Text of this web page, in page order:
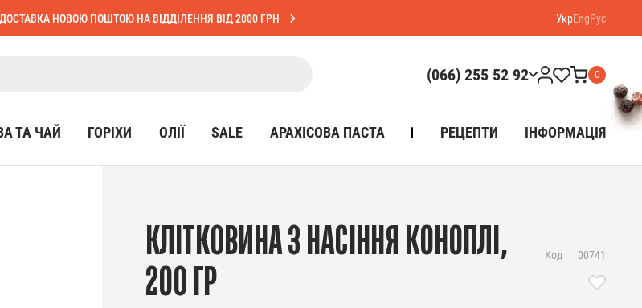
НОВОЮ ПОШТОЮ НА ВІДДІЛЕННЯ ВІД 2000 ГРН УкрEngРус
(066) 255 52 92 0
ТА ЧАЙ ГОРІХИ ОЛІЇ SALE АРАХІСОВА ПАСТА РЕЦЕПТИ ІНФОРМАЦІЯ
КЛІТКОВИНА З НАСІННЯ КОНОПЛІ,
200 ГР
Код 00741